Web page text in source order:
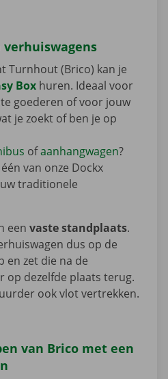
verhuiswagens
Turnhout (Brico) kan je
Box huren. Ideaal voor
goederen of voor jouw
je zoekt of ben je op
ofaanhangwagen?
van onze Dockx
traditionele
een vaste standplaats.
dus op de
en zet die na de
op dezelfde plaats terug.
ook vlot vertrekken.
van Brico met een